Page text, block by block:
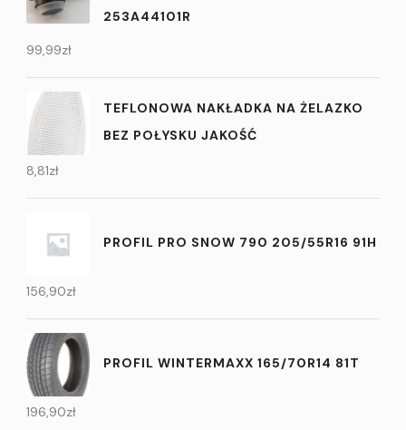
253A44101R
99,99zł
TEFLONOWA NAKŁADKA NA ŻELAZKO
BEZ POŁYSKU JAKOŚĆ
8,81zł
PROFIL PRO SNOW 790 205/55R16 91H
156,90zł
PROFIL WINTERMAXX 165/70R14 81T
196,90zł